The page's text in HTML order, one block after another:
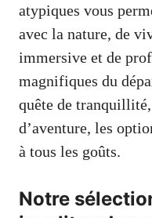
atypiques vous
avec la nature, de
immersive et de
magnifiques du
quête de
d’aventure, les
à tous les goûts.
Notre